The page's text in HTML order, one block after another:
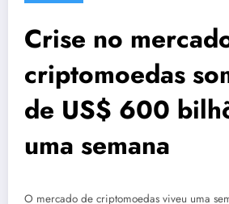
Crise no
criptomoedas
de US$ 600
uma semana
O mercado de criptomoedas viveu uma